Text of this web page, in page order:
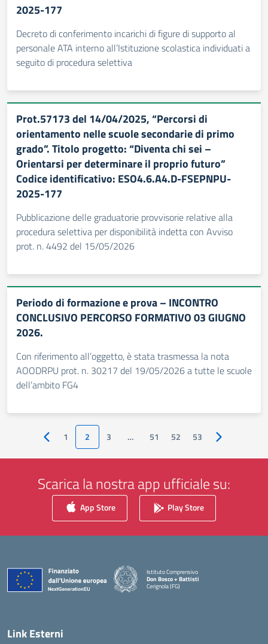
2025-177
Decreto di conferimento incarichi di figure di supporto al
personale ATA interno all’Istituzione scolastica individuati a
seguito di procedura selettiva
Prot.57173 del 14/04/2025, “Percorsi di
orientamento nelle scuole secondarie di primo
grado”. Titolo progetto: “Diventa chi sei –
Orientarsi per determinare il proprio futuro”
Codice identificativo: ESO4.6.A4.D-FSEPNPU-
2025-177
Pubblicazione delle graduatorie provvisorie relative alla
procedura selettiva per disponibilità indetta con Avviso
prot. n. 4492 del 15/05/2026
Periodo di formazione e prova – INCONTRO
CONCLUSIVO PERCORSO FORMATIVO 03 GIUGNO
2026.
Con riferimento all’oggetto, è stata trasmessa la nota
AOODRPU prot. n. 30217 del 19/05/2026 a tutte le scuole
dell’ambito FG4
Pagina precedente
1 2 3 … 51 52 53 Pagina
Scarica la nostra app ufficiale su:
App Store Play Store
Istituto Comprensivo
Don Bosco + Battisti
Cerignola (FG)
— Visita la pagina iniziale della scuola
Link Esterni